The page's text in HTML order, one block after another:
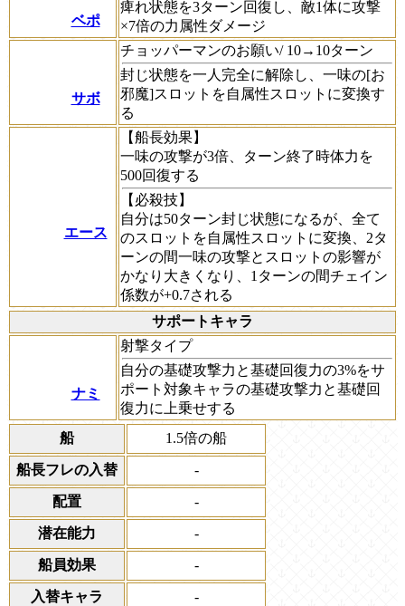
ベポ
痺れ状態を3ターン回復し、敵1体に攻撃
×7倍の力属性ダメージ
サボ
チョッパーマンのお願い/ 10→10ターン
封じ状態を一人完全に解除し、一味の[お
邪魔]スロットを自属性スロットに変換す
る
エース
【船長効果】
一味の攻撃が3倍、ターン終了時体力を
500回復する
【必殺技】
自分は50ターン封じ状態になるが、全て
のスロットを自属性スロットに変換、2タ
ーンの間一味の攻撃とスロットの影響が
かなり大きくなり、1ターンの間チェイン
係数が+0.7される
サポートキャラ
ナミ
射撃タイプ
自分の基礎攻撃力と基礎回復力の3%をサ
ポート対象キャラの基礎攻撃力と基礎回
復力に上乗せする
船
1.5倍の船
船長フレの入替 -
配置 -
潜在能力 -
船員効果 -
入替キャラ -